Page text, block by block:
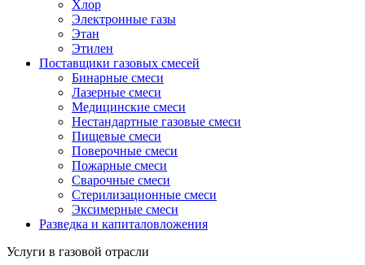
Хлор
Электронные газы
Этан
Этилен
Поставщики газовых смесей
Бинарные смеси
Лазерные смеси
Медицинские смеси
Нестандартные газовые смеси
Пищевые смеси
Поверочные смеси
Пожарные смеси
Сварочные смеси
Стерилизационные смеси
Эксимерные смеси
Разведка и капиталовложения
Услуги в газовой отрасли